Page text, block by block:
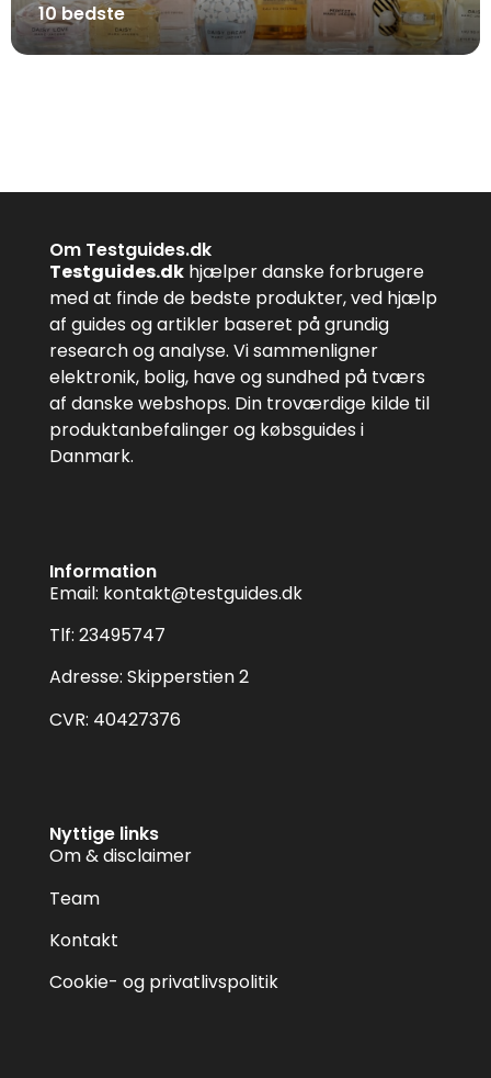
10 bedste
Om Testguides.dk
Testguides.dk hjælper danske forbrugere
med at finde de bedste produkter, ved hjælp
af guides og artikler baseret på grundig
research og analyse. Vi sammenligner
elektronik, bolig, have og sundhed på tværs
af danske webshops. Din troværdige kilde til
produktanbefalinger og købsguides i
Danmark.
Information
Email: kontakt@testguides.dk
Tlf: 23495747
Adresse: Skipperstien 2
CVR: 40427376
Nyttige links
Om & disclaimer
Team
Kontakt
Cookie- og privatlivspolitik